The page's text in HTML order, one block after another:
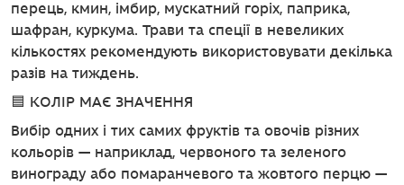
перець, кмин, імбир, мускатний горіх, паприка,
шафран, куркума. Трави та спеції в невеликих
кількостях рекомендують використовувати декілька
разів на тиждень.
🟦 КОЛІР МАЄ ЗНАЧЕННЯ
Вибір одних і тих самих фруктів та овочів різних
кольорів — наприклад, червоного та зеленого
винограду або помаранчевого та жовтого перцю —